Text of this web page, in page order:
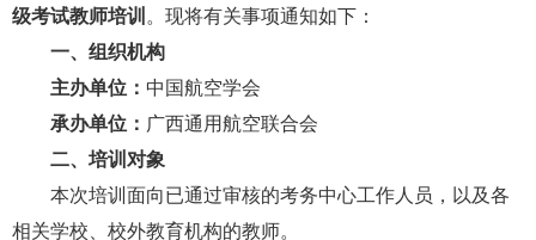
级考试教师培训 。现将有关事项通知如下：
一、组织机构
主办单位： 中国航空学会
承办单位： 广西通用航空联合会
二、培训对象
本次培训面向已通过审核的考务中心工作人员，以及各
相关学校、校外教育机构的教师。